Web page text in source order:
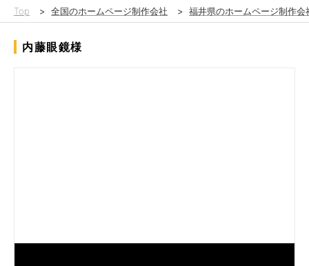
Top > 全国のホームページ制作会社 > 福井県のホームページ制作会
内藤眼鏡様